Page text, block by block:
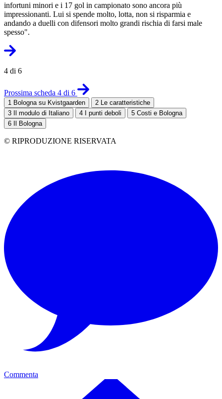
infortuni minori e i 17 gol in campionato sono ancora più
impressionanti. Lui si spende molto, lotta, non si risparmia e
andando a duelli con difensori molto grandi rischia di farsi male
spesso".
4 di 6
Prossima scheda 4 di 6
1 Bologna su Kvistgaarden 2 Le caratteristiche
3 Il modulo di Italiano 4 I punti deboli 5 Costi e Bologna
6 Il Bologna
© RIPRODUZIONE RISERVATA
Commenta